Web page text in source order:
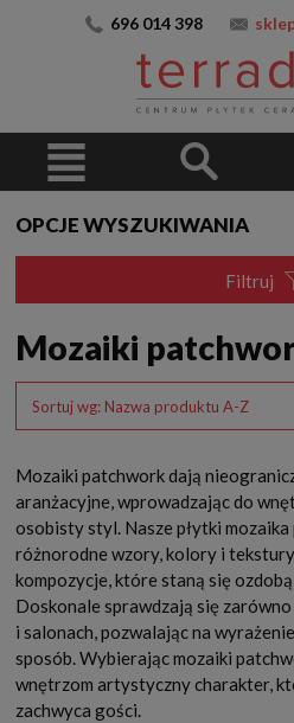
696 014 398
OPCJE WYSZUKIWANIA
Filtruj
Mozaiki
Sortuj wg: Nazwa produktu A-Z
Mozaiki patchwork dają
aranżacyjne, wprowadzając do
osobisty styl. Nasze płytki mozaika
różnorodne wzory, kolory i
kompozycje, które staną się
Doskonale sprawdzają się zarówno
i salonach, pozwalając na
sposób. Wybierając mozaiki
wnętrzom artystyczny charakter,
zachwyca gości.